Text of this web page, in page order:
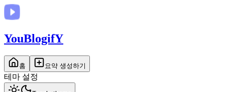
YouBlogifY
홈 요약 생성하기
테마 설정